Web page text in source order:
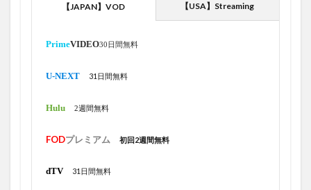
【JAPAN】VOD 【USA】Streaming
PrimeVIDEO30日間無料
U-NEXT 31日間無料
Hulu 2週間無料
FODプレミアム 初回2週間無料
dTV 31日間無料